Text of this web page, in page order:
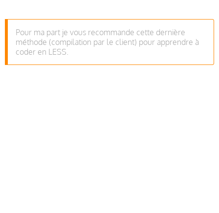
Pour ma part je vous recommande cette dernière
méthode (compilation par le client) pour apprendre à
coder en LESS.